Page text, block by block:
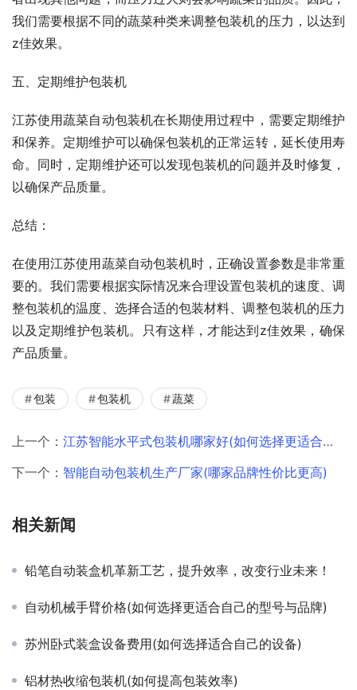
我们需要根据不同的蔬菜种类来调整包装机的压力，以达到
z佳效果。
五、定期维护包装机
江苏使用蔬菜自动包装机在长期使用过程中，需要定期维护
和保养。定期维护可以确保包装机的正常运转，延长使用寿
命。同时，定期维护还可以发现包装机的问题并及时修复，
以确保产品质量。
总结：
在使用江苏使用蔬菜自动包装机时，正确设置参数是非常重
要的。我们需要根据实际情况来合理设置包装机的速度、调
整包装机的温度、选择合适的包装材料、调整包装机的压力
以及定期维护包装机。只有这样，才能达到z佳效果，确保
产品质量。
包装 包装机 蔬菜
上一个： 江苏智能水平式包装机哪家好(如何选择更适合自己的品牌)
下一个： 智能自动包装机生产厂家(哪家品牌性价比更高)
相关新闻
铅笔自动装盒机革新工艺，提升效率，改变行业未来！
自动机械手臂价格(如何选择更适合自己的型号与品牌)
苏州卧式装盒设备费用(如何选择适合自己的设备)
铝材热收缩包装机(如何提高包装效率)